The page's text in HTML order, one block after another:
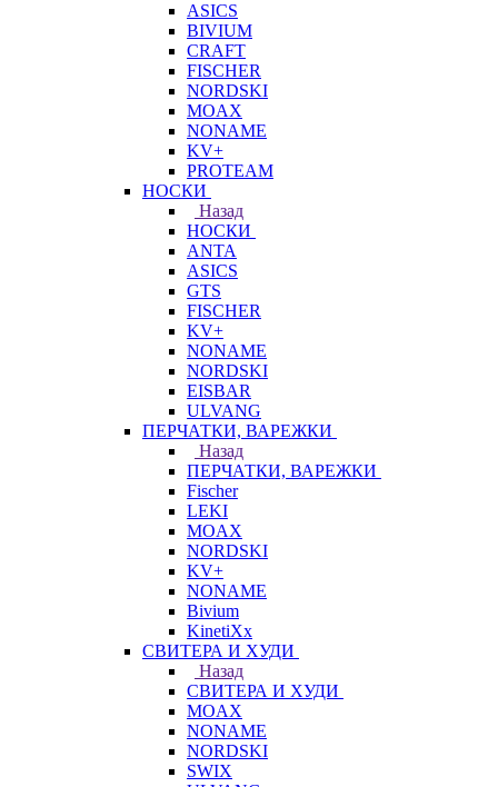
ASICS
BIVIUM
CRAFT
FISCHER
NORDSKI
MOAX
NONAME
KV+
PROTEAM
НОСКИ
Назад
НОСКИ
ANTA
ASICS
GTS
FISCHER
KV+
NONAME
NORDSKI
EISBAR
ULVANG
ПЕРЧАТКИ, ВАРЕЖКИ
Назад
ПЕРЧАТКИ, ВАРЕЖКИ
Fischer
LEKI
MOAX
NORDSKI
KV+
NONAME
Bivium
KinetiXx
СВИТЕРА И ХУДИ
Назад
СВИТЕРА И ХУДИ
MOAX
NONAME
NORDSKI
SWIX